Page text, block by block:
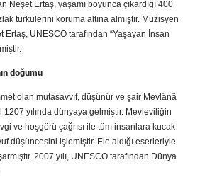
Neşet Ertaş, yaşamı boyunca çıkardığı 400
türkülerini koruma altına almıştır. Müzisyen
UNESCO tarafından “Yaşayan İnsan
doğumu
olan mutasavvıf, düşünür ve şair Mevlânâ
yılında dünyaya gelmiştir. Mevleviliğin
ve hoşgörü çağrısı ile tüm insanlara kucak
düşüncesini işlemiştir. Ele aldığı eserleriyle
2007 yılı, UNESCO tarafından Dünya